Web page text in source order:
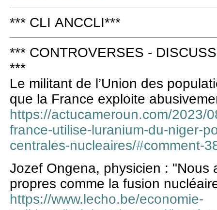
*** CLI ANCCLI***
*** CONTROVERSES -
***
Le militant de l’Union des
que la France exploite
https://actucameroun.com/2023/
france-utilise-luranium-du-niger-
centrales-nucleaires/#comment-
Jozef Ongena, physicien : "Nous
propres comme la fusion
https://www.lecho.be/economie-